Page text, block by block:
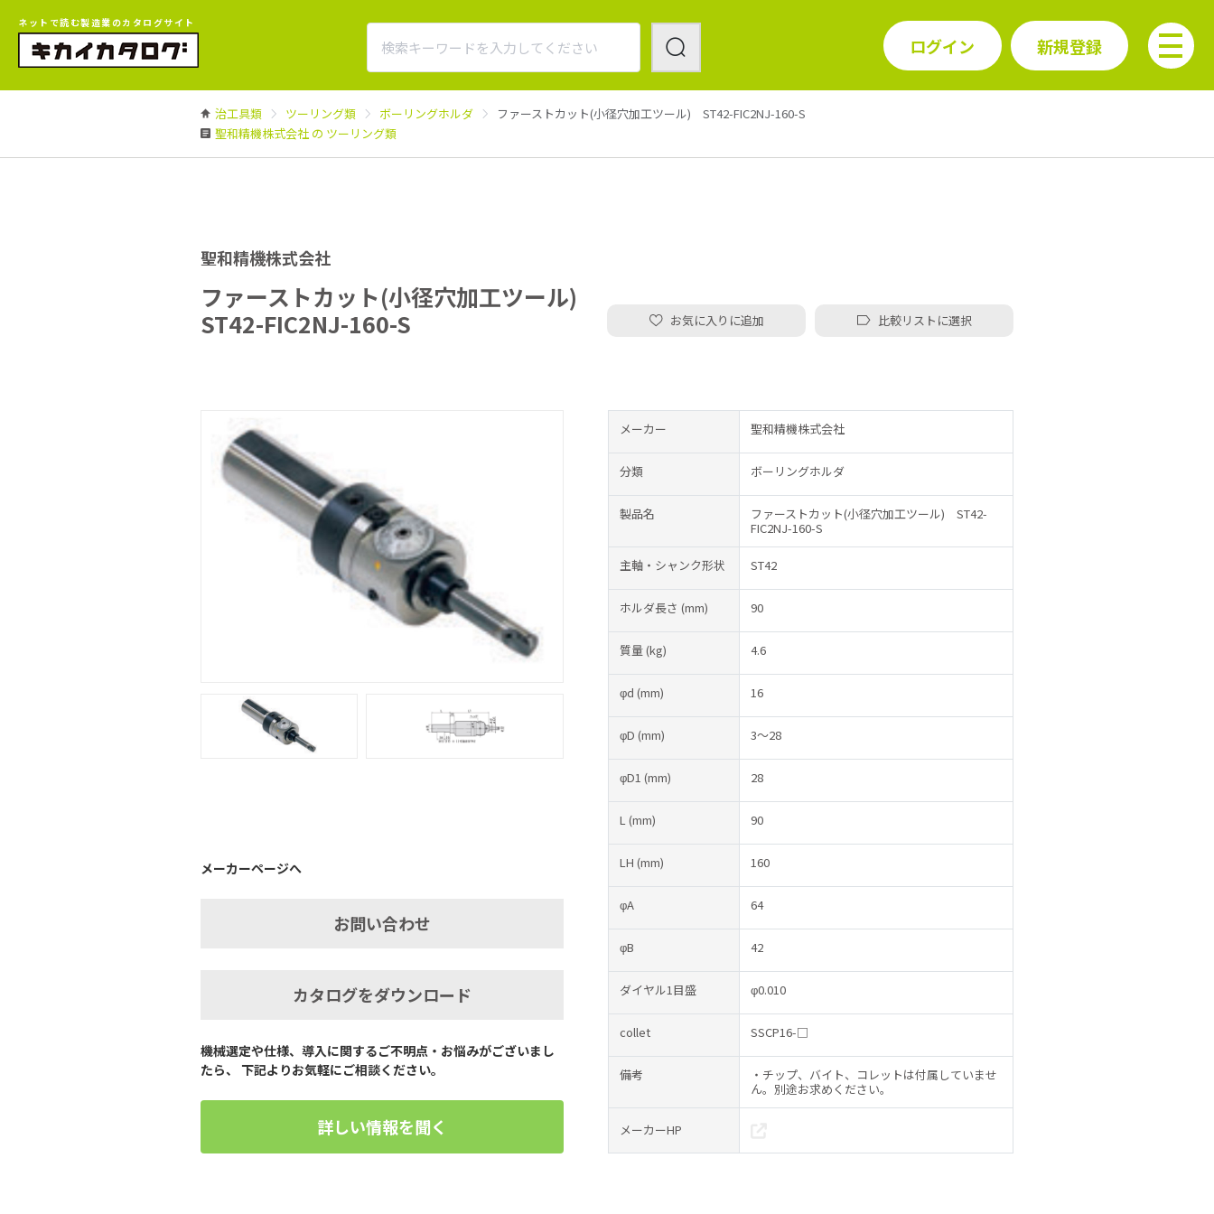
ネットで読む製造業のカタログサイト
ログイン 新規登録
治工具類 ツーリング類 ボーリングホルダ
ファーストカット(小径穴加工ツール) ST42-FIC2NJ-160-S
聖和精機株式会社 の ツーリング類
聖和精機株式会社
ファーストカット(小径穴加工ツール)
ST42-FIC2NJ-160-S
お気に入りに追加 比較リストに選択
メーカーページへ
お問い合わせ
カタログをダウンロード
機械選定や仕様、導入に関するご不明点・お悩みがございまし
たら、 下記よりお気軽にご相談ください。
詳しい情報を聞く
メーカー 聖和精機株式会社
分類 ボーリングホルダ
製品名
ファーストカット(小径穴加工ツール) ST42-
FIC2NJ-160-S
主軸・シャンク形状 ST42
ホルダ長さ (mm) 90
質量(kg) 4.6
φd (mm) 16
φD (mm) 3～28
φD1 (mm) 28
L (mm) 90
LH (mm) 160
φA 64
φB 42
ダイヤル1目盛 φ0.010
collet SSCP16-□
備考
・チップ、バイト、コレットは付属していませ
ん。別途お求めください。
メーカーHP